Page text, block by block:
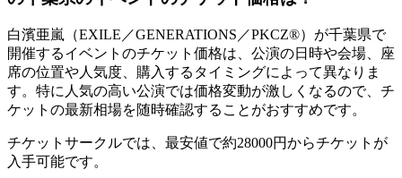
白濱亜嵐（EXILE／GENERATIONS／PKCZ®）が千葉県で
開催するイベントのチケット価格は、公演の日時や会場、座
席の位置や人気度、購入するタイミングによって異なりま
す。特に人気の高い公演では価格変動が激しくなるので、チ
ケットの最新相場を随時確認することがおすすめです。
チケットサークルでは、最安値で約28000円からチケットが
入手可能です。